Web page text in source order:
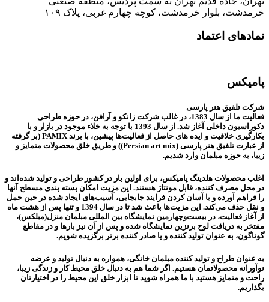
خرمدشت، بلوار خرمدشت، کوچه چهارم غربی، پلاک ۱۰۹
نمادهای اعتماد
پامیکس
شرکت تلفیق هنر پارسی
فعالیت ما از سال 1383، در غالب شرکت زانکو و آرافن، در حوزه طراحی
دکوراسیون داخلی آغاز شد. از سال 1393 با توجه به خلاء موجود در بازار و با
بکارگیری خلاقیت و ایده های حاصل از فعالیت‌ها پیشین، با برند PAMIX (بر گرفته
از عبارت تلفیق هنر پارسی (Persian art mix)) و طریق خلق محصولات متمایز و
زیبا، به حوزه مبلمان وارد شدیم.
اغلب محصولات هلدینگ پامیکس، برای اولین بار در کشور طراحی و تولید شده‌اند و
در محل مصرف کننده، قابل مونتاژ هستند. این مزیت امکان بسته بندی مسطح آنها
را فراهم آورده و با آسان کردن فرایند جابجایی، آسیب‌های ایجاد شده در حین حمل
و نقل حذف می‌کند. این مزیت‌ها باعث شد تا در سال 1394 و تنها پس از هشت ماه
از آغاز فعالیت، در بیست‌وچهارمین نمایشگاه بین المللی مبلمان منزل(مبلکس)،
مفتخر به دریافت لوح برنزین نمایشگاه شده و پس از آن نیز بارها و در مقاطع
گوناگون، به عنوان تولید کننده و یا صادر کننده برتر برگزیده شویم.
به عنوان طراح و تولید کننده مبلمان خانگی، همواره به دنبال تولید و عرضه
نوآورانه محصولاتمان هستیم. اگر شما هم به دنبال خلق محیط کار و زندگی زیبا،
راحت و متمایز هستید با ما همراه شوید تا ابزار خلق این محیط را در اختیارتان
بگذاریم.